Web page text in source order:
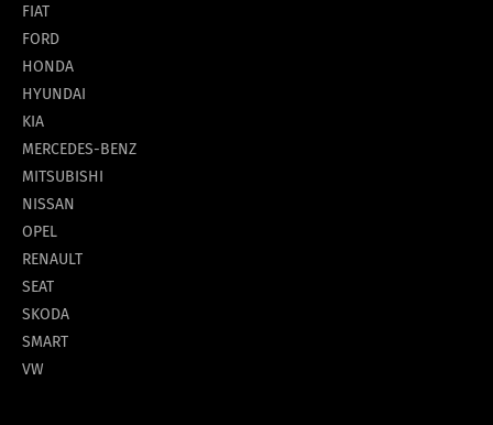
FIAT
FORD
HONDA
HYUNDAI
KIA
MERCEDES-BENZ
MITSUBISHI
NISSAN
OPEL
RENAULT
SEAT
SKODA
SMART
VW